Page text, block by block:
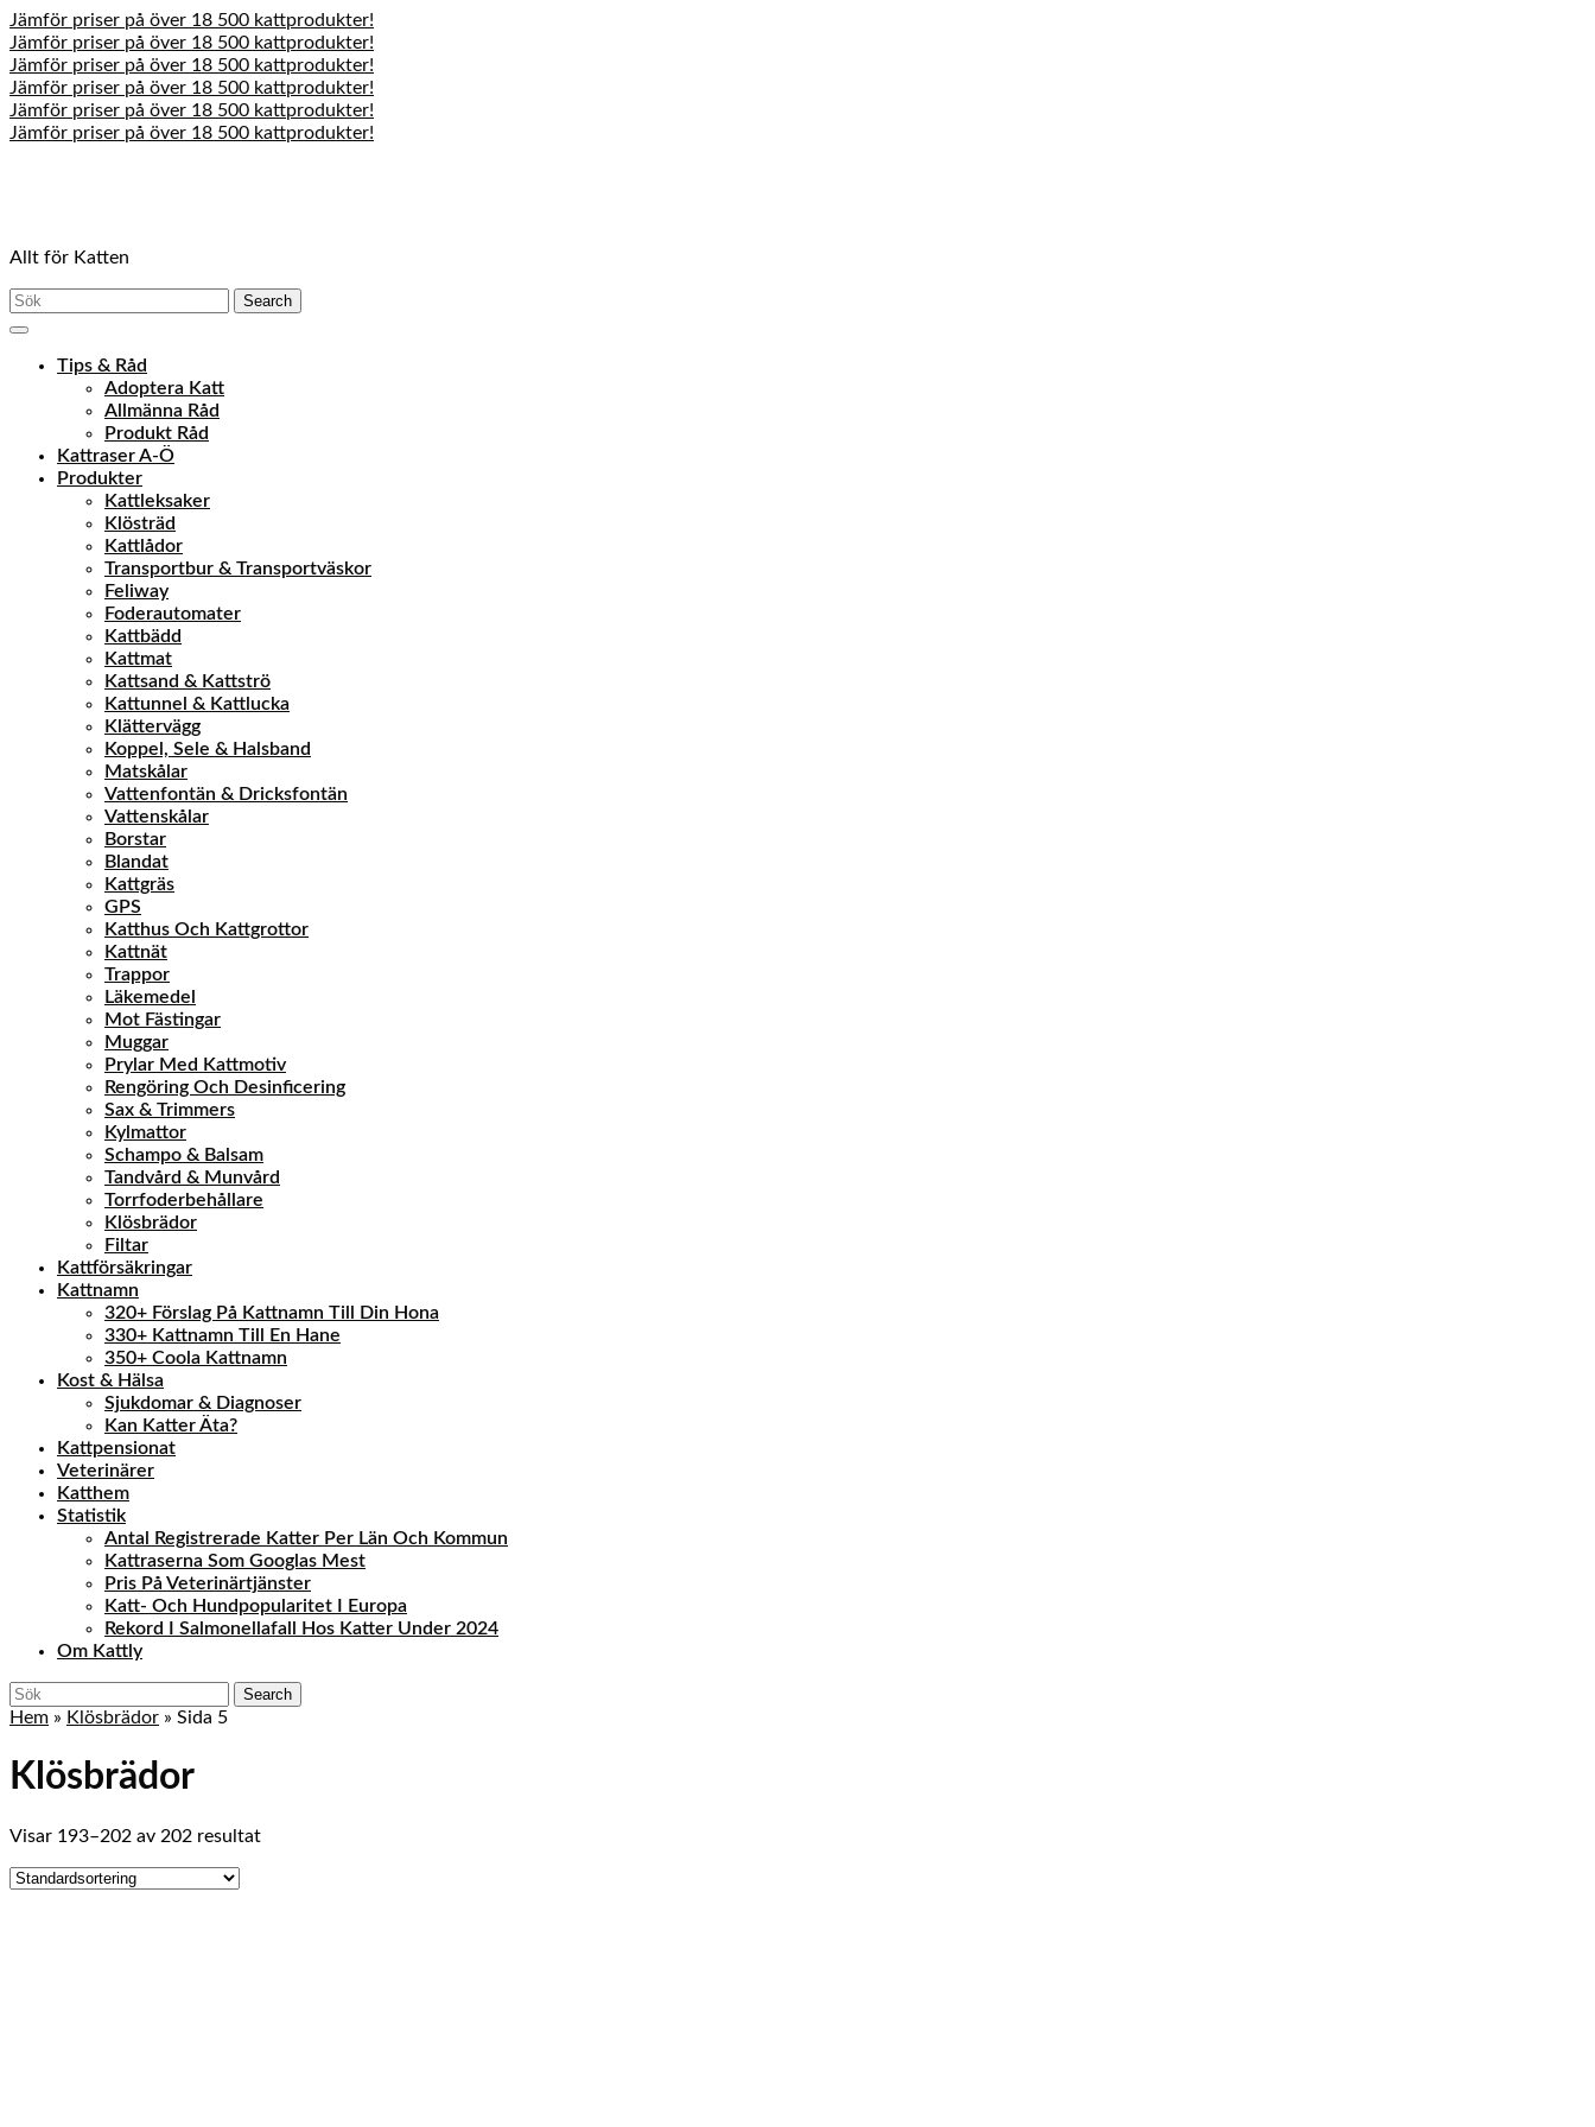
Jämför priser på över 18 500 kattprodukter!
Jämför priser på över 18 500 kattprodukter!
Jämför priser på över 18 500 kattprodukter!
Jämför priser på över 18 500 kattprodukter!
Jämför priser på över 18 500 kattprodukter!
Jämför priser på över 18 500 kattprodukter!
content
Allt för Katten
Search
Open
Tips & Råd
Adoptera Katt
Allmänna Råd
Produkt Råd
Kattraser A-Ö
Produkter
Kattleksaker
Klösträd
Kattlådor
Transportbur & Transportväskor
Feliway
Foderautomater
Kattbädd
Kattmat
Kattsand & Kattströ
Kattunnel & Kattlucka
Klättervägg
Koppel, Sele & Halsband
Matskålar
Vattenfontän & Dricksfontän
Vattenskålar
Borstar
Blandat
Kattgräs
GPS
Katthus Och Kattgrottor
Kattnät
Trappor
Läkemedel
Mot Fästingar
Muggar
Prylar Med Kattmotiv
Rengöring Och Desinficering
Sax & Trimmers
Kylmattor
Schampo & Balsam
Tandvård & Munvård
Torrfoderbehållare
Klösbrädor
Filtar
Kattförsäkringar
Kattnamn
320+ Förslag På Kattnamn Till Din Hona
330+ Kattnamn Till En Hane
350+ Coola Kattnamn
Kost & Hälsa
Sjukdomar & Diagnoser
Kan Katter Äta?
Kattpensionat
Veterinärer
Katthem
Statistik
Antal Registrerade Katter Per Län Och Kommun
Kattraserna Som Googlas Mest
Pris På Veterinärtjänster
Katt- Och Hundpopularitet I Europa
Rekord I Salmonellafall Hos Katter Under 2024
Om Kattly
Close
Menu
Search
for:
Hem » Klösbrädor » Sida 5
Klösbrädor
Visar 193–202 av 202 resultat